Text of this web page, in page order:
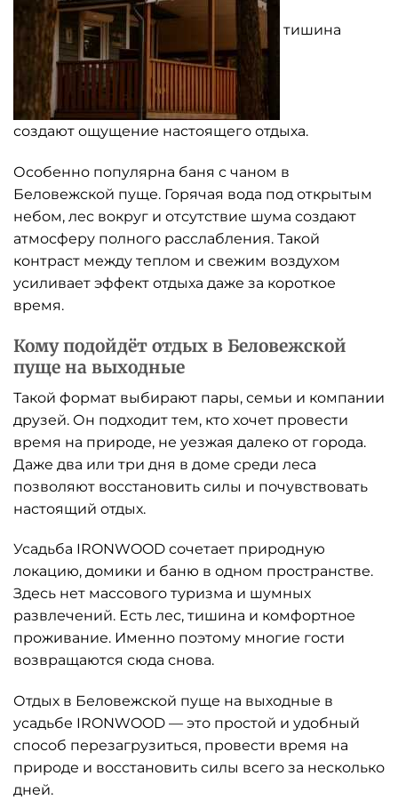
тишина
создают ощущение настоящего отдыха.
Особенно популярна баня с чаном в
Беловежской пуще. Горячая вода под открытым
небом, лес вокруг и отсутствие шума создают
атмосферу полного расслабления. Такой
контраст между теплом и свежим воздухом
усиливает эффект отдыха даже за короткое
время.
Кому подойдёт отдых в Беловежской
пуще на выходные
Такой формат выбирают пары, семьи и компании
друзей. Он подходит тем, кто хочет провести
время на природе, не уезжая далеко от города.
Даже два или три дня в доме среди леса
позволяют восстановить силы и почувствовать
настоящий отдых.
Усадьба IRONWOOD сочетает природную
локацию, домики и баню в одном пространстве.
Здесь нет массового туризма и шумных
развлечений. Есть лес, тишина и комфортное
проживание. Именно поэтому многие гости
возвращаются сюда снова.
Отдых в Беловежской пуще на выходные в
усадьбе IRONWOOD — это простой и удобный
способ перезагрузиться, провести время на
природе и восстановить силы всего за несколько
дней.